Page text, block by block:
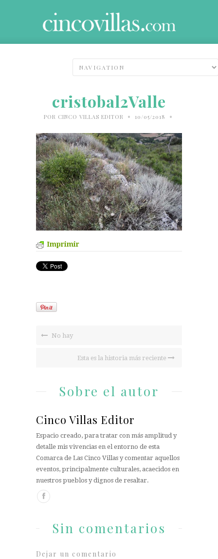
cristobal2Valle
POR CINCO VILLAS EDITOR • 10/05/2018 •
Imprimir
No hay
Esta es la historia más reciente
Sobre el autor
Cinco Villas Editor
Espacio creado, para tratar con más amplitud y
detalle mis vivencias en el entorno de esta
Comarca de Las Cinco Villas y comentar aquellos
eventos, principalmente culturales, acaecidos en
nuestros pueblos y dignos de resaltar.
Sin comentarios
Dejar un comentario